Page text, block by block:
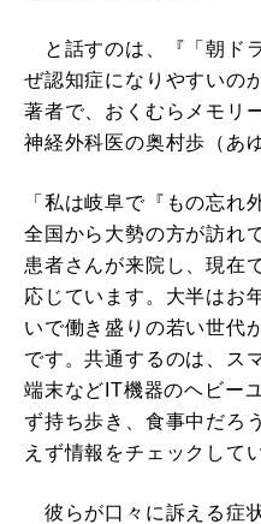
と話すのは、『「朝ド
ぜ認知症になりやすいの
著者で、おくむらメモリ
神経外科医の奥村歩（あ
「私は岐阜で『もの忘れ
全国から大勢の方が訪れ
患者さんが来院し、現在
応じています。大半はお
いで働き盛りの若い世代
です。共通するのは、ス
端末などIT機器のヘビー
ず持ち歩き、食事中だろ
えず情報をチェックして
彼らが口々に訴える症